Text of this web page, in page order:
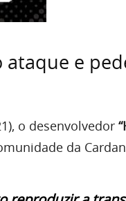
ataque e
o desenvolvedor
da